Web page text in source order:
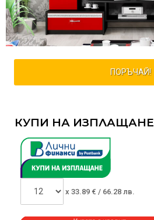
ПОРЪЧАЙ!
КУПИ НА ИЗПЛАЩАНЕ
x 33.89 € / 66.28 лв.